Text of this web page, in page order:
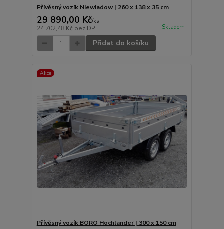
Přívěsný vozík Niewiadow | 260 x 138 x 35 cm
29 890,00 Kč/ks
24 702,48 Kč bez DPH Skladem
Přidat do košíku
Akce
Přívěsný vozík BORO Hochlander | 300 x 150 cm